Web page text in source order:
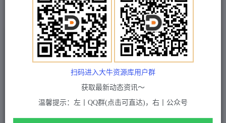
付费项目 冒泡网 正文
抖音零食带货全套课程：从0到1搭建账号，涨粉卖
货（提供素材库）
付费资源
扫码进入大牛资源库用户群
获取最新动态资讯～
温馨提示：左丨QQ群(点击可直达)，右丨公众号